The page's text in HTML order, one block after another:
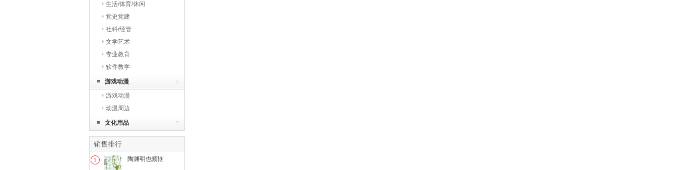
生活/体育/休闲
党史党建
社科/经管
文学艺术
专业教育
软件教学
游戏动漫
游戏动漫
动漫周边
文化用品
销售排行
1 陶渊明也烦恼